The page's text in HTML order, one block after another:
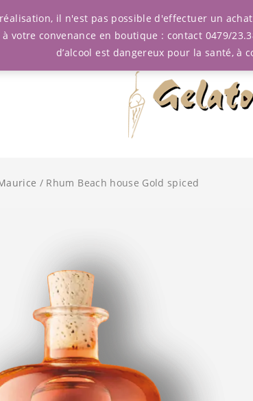
/ Rhum Beach house Gold spiced
il n'est pas possible d'effectuer un
convenance en boutique : contact 0479/
d’alcool est dangereux pour la santé, à